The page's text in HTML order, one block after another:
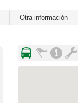
Otra información